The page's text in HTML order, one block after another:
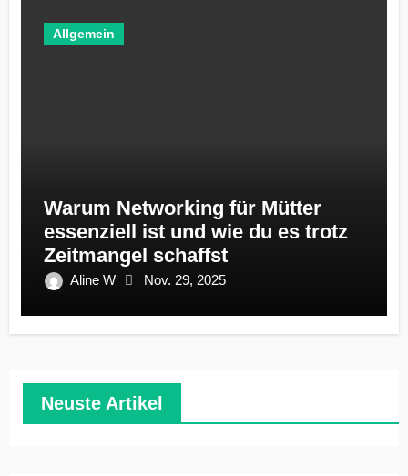
Allgemein
Warum Networking für Mütter
essenziell ist und wie du es trotz
Zeitmangel schaffst
Aline W Nov. 29, 2025
Neuste Artikel